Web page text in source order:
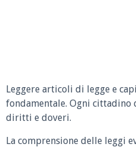
Leggere articoli di legge e
fondamentale. Ogni cittadino
diritti e doveri.
La comprensione delle leggi